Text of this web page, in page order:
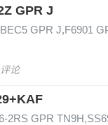
GPR J
GPR J,F6901
论
2RS GPR